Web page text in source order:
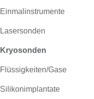
Einmalinstrumente
Lasersonden
Kryosonden
Flüssigkeiten/Gase
Silikonimplantate